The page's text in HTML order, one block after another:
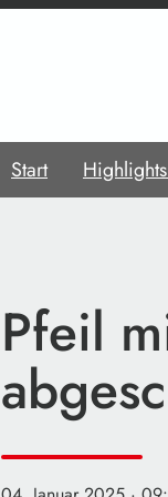
Start
Pfeil